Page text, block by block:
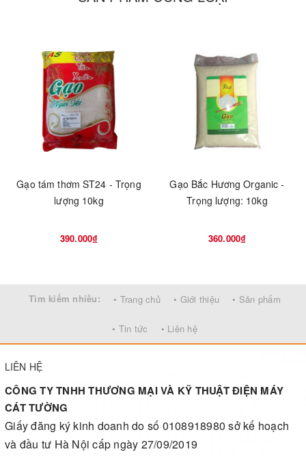
Gạo tám thơm ST24 - Trọng
lượng 10kg
390.000₫
Gạo Bắc Hương Organic -
Trọng lượng: 10kg
360.000₫
Tìm kiếm nhiều: • Trang chủ • Giới thiệu • Sản phẩm
• Tin tức • Liên hệ
LIÊN HỆ
CÔNG TY TNHH THƯƠNG MẠI VÀ KỸ THUẬT ĐIỆN MÁY
CÁT TƯỜNG
Giấy đăng ký kinh doanh do số 0108918980 sở kế hoạch
và đầu tư Hà Nội cấp ngày 27/09/2019